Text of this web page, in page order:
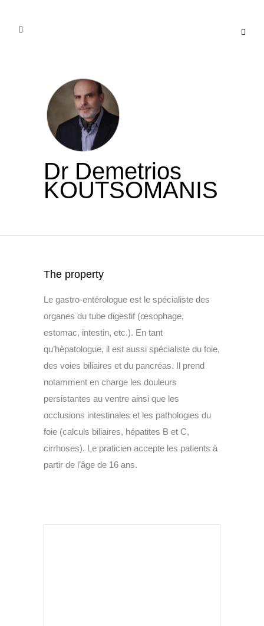
Dr Demetrios
KOUTSOMANIS
The property
Le gastro-entérologue est le spécialiste des
organes du tube digestif (œsophage,
estomac, intestin, etc.). En tant
qu’hépatologue, il est aussi spécialiste du foie,
des voies biliaires et du pancréas. Il prend
notamment en charge les douleurs
persistantes au ventre ainsi que les
occlusions intestinales et les pathologies du
foie (calculs biliaires, hépatites B et C,
cirrhoses). Le praticien accepte les patients à
partir de l’âge de 16 ans.